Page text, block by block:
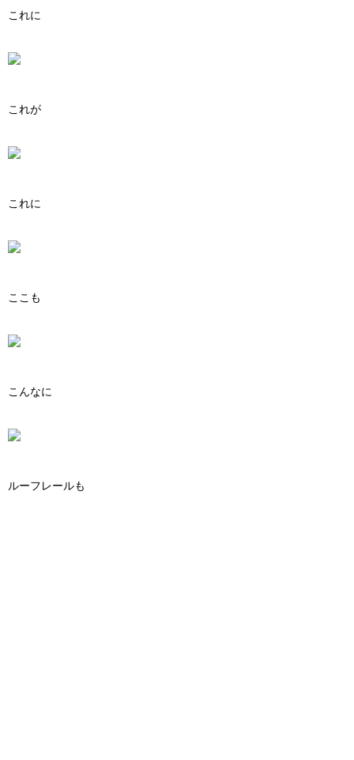
これに
これが
これに
ここも
こんなに
ルーフレールも